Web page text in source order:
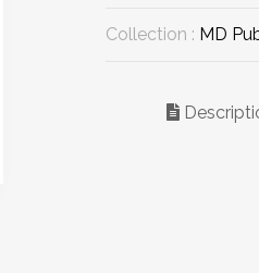
Collection : MD